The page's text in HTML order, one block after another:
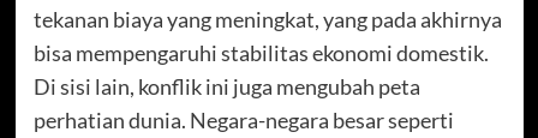
tekanan biaya yang meningkat, yang pada akhirnya
bisa mempengaruhi stabilitas ekonomi domestik.
Di sisi lain, konflik ini juga mengubah peta
perhatian dunia. Negara-negara besar seperti